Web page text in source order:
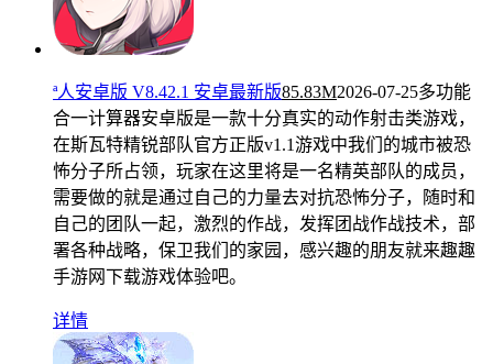
ª人安卓版 V8.42.1 安卓最新版85.83M2026-07-25多功能
合一计算器安卓版是一款十分真实的动作射击类游戏，
在斯瓦特精锐部队官方正版v1.1游戏中我们的城市被恐
怖分子所占领，玩家在这里将是一名精英部队的成员，
需要做的就是通过自己的力量去对抗恐怖分子，随时和
自己的团队一起，激烈的作战，发挥团战作战技术，部
署各种战略，保卫我们的家园，感兴趣的朋友就来趣趣
手游网下载游戏体验吧。
详情